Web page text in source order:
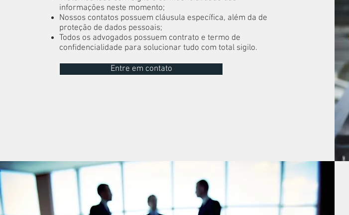
informações neste momento;
Nossos contatos possuem cláusula específica, além da de
proteção de dados pessoais;
Todos os advogados possuem contrato e termo de
confidencialidade para solucionar tudo com total sigilo.
Entre em contato